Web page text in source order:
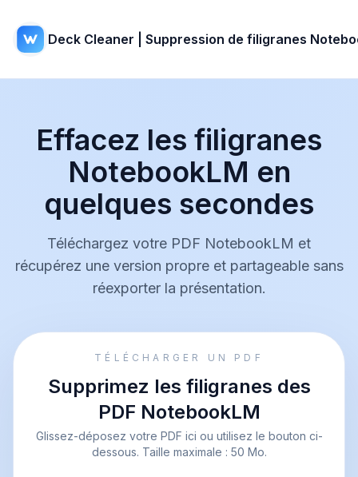
Deck Cleaner | Suppression de filigranes
Effacez les filigranes
NotebookLM en
quelques secondes
Téléchargez votre PDF NotebookLM et
récupérez une version propre et partageable sans
réexporter la présentation.
TÉLÉCHARGER UN PDF
Supprimez les filigranes des
PDF NotebookLM
Glissez-déposez votre PDF ici ou utilisez le bouton ci-
dessous. Taille maximale : 50 Mo.